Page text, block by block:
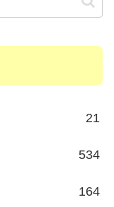
21
534
164